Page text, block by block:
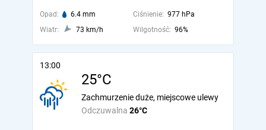
Opad: 6.4 mm Ciśnienie: 977 hPa
Wiatr:
73 km/h Wilgotność: 96%
13:00
25°C
Odczuwalna 26°C
Zachmurzenie duże, miejscowe ulewy